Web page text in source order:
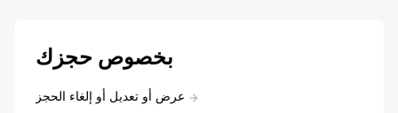
بخصوص حجزك
عرض أو تعديل أو إلغاء الحجز